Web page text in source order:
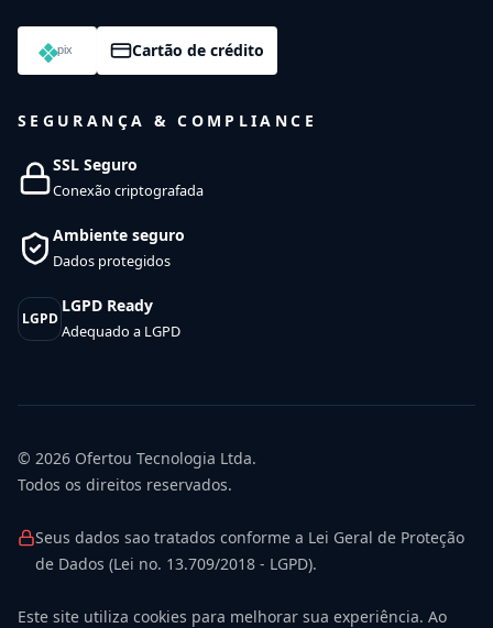
Cartão de crédito
SEGURANÇA & COMPLIANCE
SSL Seguro
Conexão criptografada
Ambiente seguro
Dados protegidos
LGPD
LGPD Ready
Adequado a LGPD
© 2026 Ofertou Tecnologia Ltda.
Todos os direitos reservados.
Seus dados sao tratados conforme a Lei Geral de Proteção
de Dados (Lei no. 13.709/2018 - LGPD).
Este site utiliza cookies para melhorar sua experiência. Ao